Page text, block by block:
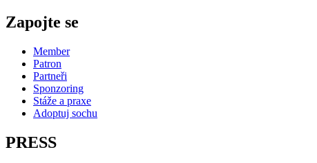
Zapojte se
Member
Patron
Partneři
Sponzoring
Stáže a praxe
Adoptuj sochu
PRESS